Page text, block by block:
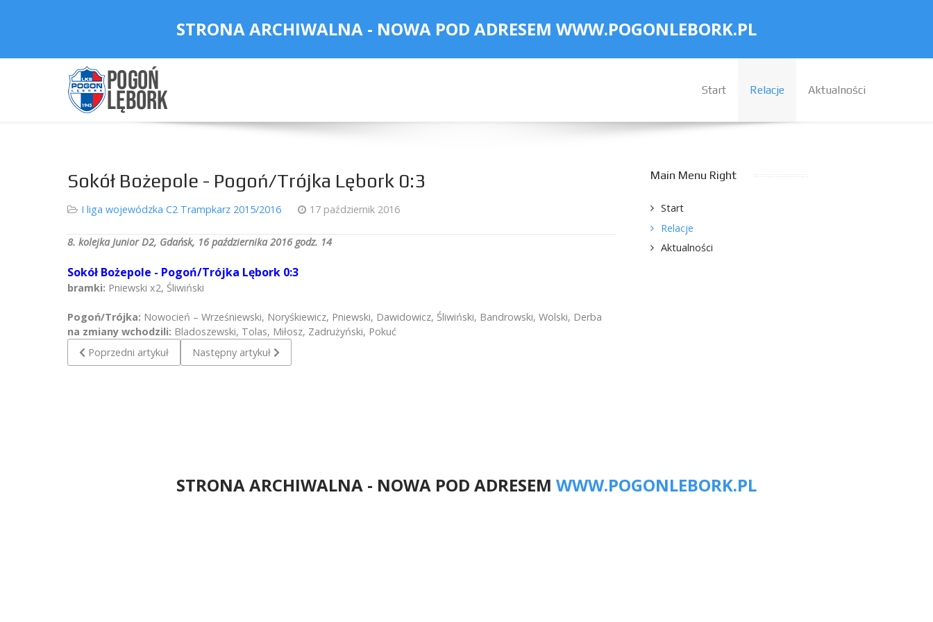
STRONA ARCHIWALNA - NOWA POD ADRESEM WWW.POGONLEBORK.PL
Start Relacje Aktualności
Sokół Bożepole - Pogoń/Trójka Lębork 0:3
I liga wojewódzka C2 Trampkarz 2015/2016 17 październik 2016
8. kolejka Junior D2, Gdańsk, 16 października 2016 godz. 14
Sokół Bożepole - Pogoń/Trójka Lębork 0:3
bramki: Pniewski x2, Śliwiński
Pogoń/Trójka: Nowocień – Wrześniewski, Noryśkiewicz, Pniewski, Dawidowicz, Śliwiński, Bandrowski, Wolski, Derba
na zmiany wchodzili: Bladoszewski, Tolas, Miłosz, Zadrużyński, Pokuć
Poprzedni artykuł: Pogoń Farm Frites Lębork - Chojniczanka Chojnice 0:10
Poprzedni artykuł Następny artykuł: Korona Żelistrzewo - Pogoń Lębork 9:1
Następny artykuł
Main Menu Right
Start
Relacje
Aktualności
STRONA ARCHIWALNA - NOWA POD ADRESEM WWW.POGONLEBORK.PL